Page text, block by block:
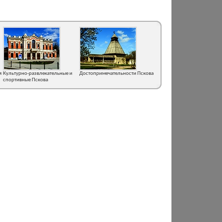
Культурно-развлекательные и
спортивные Пскова
Достопримечательности Пскова